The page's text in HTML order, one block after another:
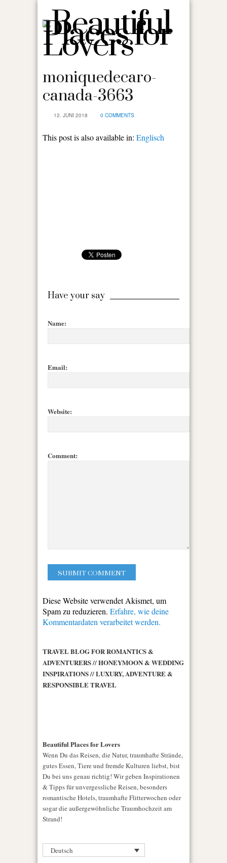
moniquedecaro-
canada-3663
12. JUNI 2018 0 COMMENTS
This post is also available in: Englisch
Have your say
Name:
Email:
Website:
Comment:
Diese Website verwendet Akismet, um
Spam zu reduzieren. Erfahre, wie deine
Kommentardaten verarbeitet werden.
TRAVEL BLOG FOR ROMANTICS &
ADVENTURERS // HONEYMOON & WEDDING
INSPIRATIONS // LUXURY, ADVENTURE &
RESPONSIBLE TRAVEL
Beautiful Places for Lovers
Wenn Du das Reisen, die Natur, traumhafte Strände,
gutes Essen, Tiere und fremde Kulturen liebst, bist
Du bei uns genau richtig! Wir geben Inspirationen
& Tipps für unvergessliche Reisen, besonders
romantische Hotels, traumhafte Flitterwochen oder
sogar die außergewöhnliche Traumhochzeit am
Strand!
Deutsch